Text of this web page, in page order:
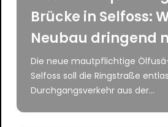
Brücke in Selfoss:
Neubau dringend
Die neue mautpflichtige
Selfoss soll die Ringstraße
Durchgangsverkehr aus der...